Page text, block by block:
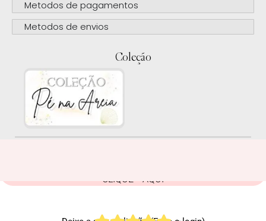
Metodos de pagamentos
Metodos de envios
Coleção
CLIQUE AQUI